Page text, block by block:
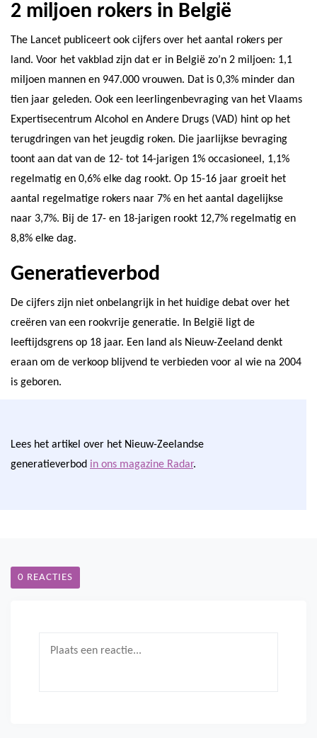
2 miljoen rokers in België
The Lancet publiceert ook cijfers over het aantal rokers per
land. Voor het vakblad zijn dat er in België zo’n 2 miljoen: 1,1
miljoen mannen en 947.000 vrouwen. Dat is 0,3% minder dan
tien jaar geleden. Ook een leerlingenbevraging van het Vlaams
Expertisecentrum Alcohol en Andere Drugs (VAD) hint op het
terugdringen van het jeugdig roken. Die jaarlijkse bevraging
toont aan dat van de 12- tot 14-jarigen 1% occasioneel, 1,1%
regelmatig en 0,6% elke dag rookt. Op 15-16 jaar groeit het
aantal regelmatige rokers naar 7% en het aantal dagelijkse
naar 3,7%. Bij de 17- en 18-jarigen rookt 12,7% regelmatig en
8,8% elke dag.
Generatieverbod
De cijfers zijn niet onbelangrijk in het huidige debat over het
creëren van een rookvrije generatie. In België ligt de
leeftijdsgrens op 18 jaar. Een land als Nieuw-Zeeland denkt
eraan om de verkoop blijvend te verbieden voor al wie na 2004
is geboren.
Lees het artikel over het Nieuw-Zeelandse
generatieverbod in ons magazine Radar.
0 REACTIES